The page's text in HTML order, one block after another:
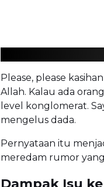
Please, please
Allah. Kalau ada
level konglomerat.
mengelus dada.
Pernyataan itu
meredam rumor
Dampak Isu